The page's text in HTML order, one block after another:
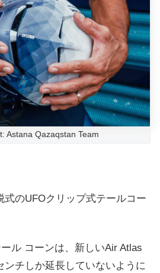
Astana Qazaqstan Team
式のUFOクリップ式テールコー
ル コーンは、新しいAir Atlas
ンチしか延長していないように